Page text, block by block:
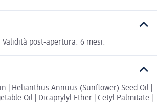
Validità post-apertura: 6 mesi.
| Helianthus Annuus (Sunflower) Seed Oil |
Oil | Dicaprylyl Ether | Cetyl Palmitate |